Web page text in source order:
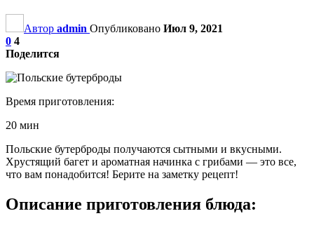
Автор admin Опубликовано Июл 9, 2021
0 4
Поделится
Время приготовления:
20 мин
Польские бутерброды получаются сытными и вкусными.
Хрустящий багет и ароматная начинка с грибами — это все,
что вам понадобится! Берите на заметку рецепт!
Описание приготовления блюда: